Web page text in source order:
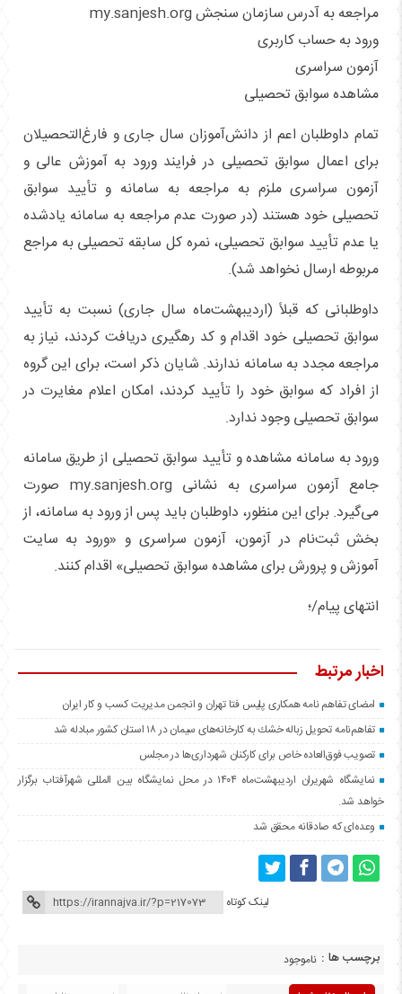
مراجعه به آدرس سازمان سنجشmy.sanjesh.org
ورود به حساب کاربری
آزمون سراسری
مشاهده سوابق تحصیلی
تمام داوطلبان اعم از دانش‌آموزان سال جاری و فارغ‌التحصیلان
برای اعمال سوابق تحصیلی در فرایند ورود به آموزش عالی و
آزمون سراسری ملزم به مراجعه به سامانه و تأیید سوابق
تحصیلی خود هستند (در صورت عدم مراجعه به سامانه یادشده
یا عدم تأیید سوابق تحصیلی، نمره کل سابقه تحصیلی به مراجع
مربوطه ارسال نخواهد شد).
داوطلبانی که قبلاً (اردیبهشت‌ماه سال جاری) نسبت به تأیید
سوابق تحصیلی خود اقدام و کد رهگیری دریافت کردند، نیاز به
مراجعه مجدد به سامانه ندارند. شایان ذکر است، برای این گروه
از افراد که سوابق خود را تأیید کردند، امکان اعلام مغایرت در
سوابق تحصیلی وجود ندارد.
ورود به سامانه مشاهده و تأیید سوابق تحصیلی از طریق سامانه
جامع آزمون سراسری به نشانی my.sanjesh.org صورت
می‌گیرد. برای این منظور، داوطلبان باید پس از ورود به سامانه، از
بخش ثبت‌نام در آزمون، آزمون سراسری و «ورود به سایت
آموزش و پرورش برای مشاهده سوابق تحصیلی» اقدام کنند.
انتهای پیام/؛
اخبار مرتبط
امضای تفاهم نامه همکاری پلیس فتا تهران و انجمن مدیریت کسب و کار ایران
تفاهم‌نامه تحویل زباله خشك به كارخانه‌های سیمان در ۱۸ استان كشور مبادله شد
تصویب فوق‌العاده خاص برای كاركنان شهرداری‌ها در مجلس
نمایشگاه شهریران اردیبهشت‌ماه ۱۴۰۴ در محل نمایشگاه بین المللی شهرآفتاب برگزار
خواهد شد.
وعده‌ای که صادقانه محقق شد
لینک کوتاه
برچسب ها : ناموجود